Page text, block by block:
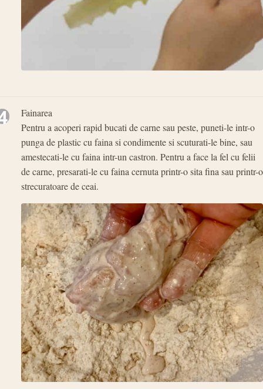
Fainarea
Pentru a acoperi rapid bucati de carne sau peste, puneti-le intr-o
punga de plastic cu faina si condimente si scuturati-le bine, sau
amestecati-le cu faina intr-un castron. Pentru a face la fel cu felii
de carne, presarati-le cu faina cernuta printr-o sita fina sau printr-o
strecuratoare de ceai.